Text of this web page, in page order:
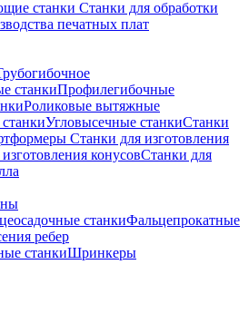
станки Станки для обработки
печатных плат
станкиПрофилегибочные
Роликовые вытяжные
Угловысечные станкиСтанки
Станки для изготовления
конусовСтанки для
станкиФальцепрокатные
ребер
станкиШринкеры